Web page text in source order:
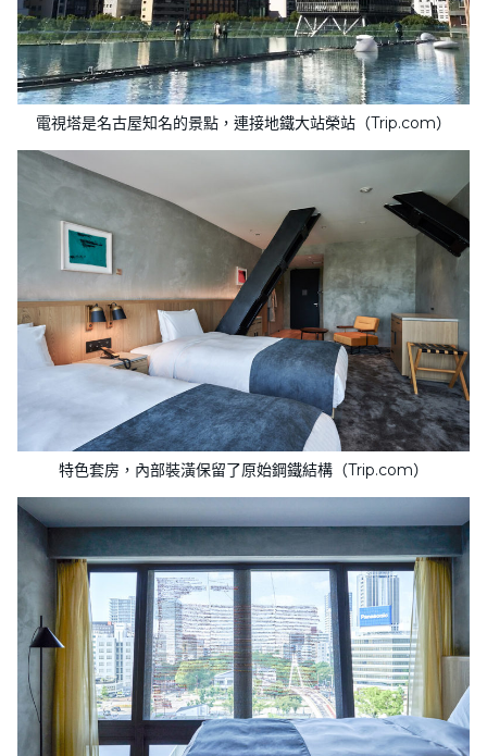
電視塔是名古屋知名的景點，連接地鐵大站榮站（Trip.com）
特色套房，內部裝潢保留了原始鋼鐵結構（Trip.com）